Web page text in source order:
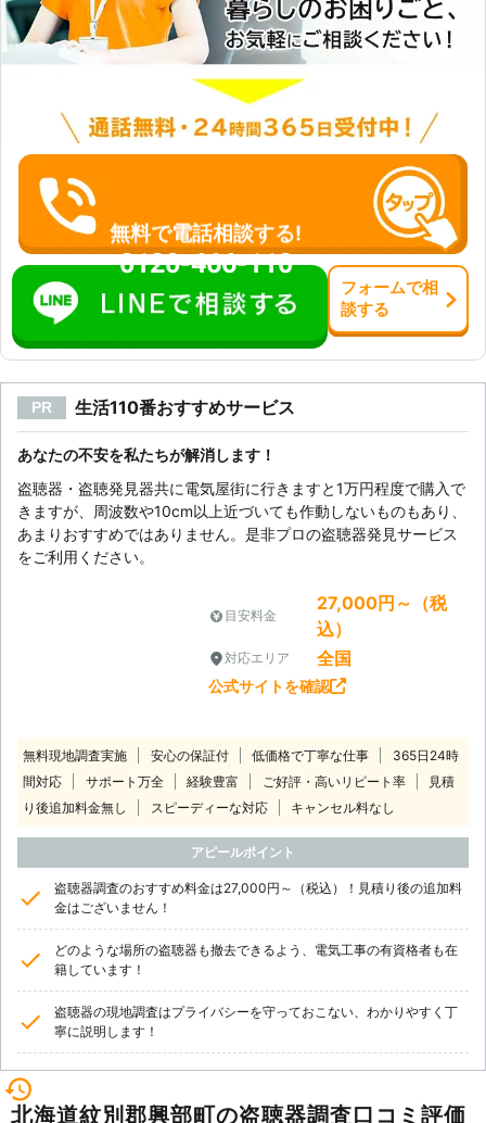
無料で電話相談する!
0120-466-110
フォームで相
談する
PR 生活110番おすすめサービス
あなたの不安を私たちが解消します！
盗聴器・盗聴発見器共に電気屋街に行きますと1万円程度で購入で
きますが、周波数や10cm以上近づいても作動しないものもあり、
あまりおすすめではありません。是非プロの盗聴器発見サービス
をご利用ください。
目安料金
27,000円～（税
込）
対応エリア 全国
公式サイトを確認
無料現地調査実施 安心の保証付 低価格で丁寧な仕事
365日24時
間対応
サポート万全 経験豊富 ご好評・高いリピート率
見積
り後追加料金無し
スピーディーな対応 キャンセル料なし
アピールポイント
盗聴器調査のおすすめ料金は27,000円～（税込）！見積り後の追加料
金はございません！
どのような場所の盗聴器も撤去できるよう、電気工事の有資格者も在
籍しています！
盗聴器の現地調査はプライバシーを守っておこない、わかりやすく丁
寧に説明します！
北海道紋別郡興部町の盗聴器調査口コミ評価